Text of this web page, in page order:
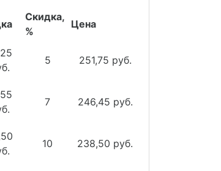
Скидка,
%
Цена
5 251,75 руб.
7 246,45 руб.
10 238,50 руб.